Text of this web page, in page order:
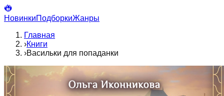
НовинкиПодборкиЖанры
Главная
›Книги
›Васильки для попаданки